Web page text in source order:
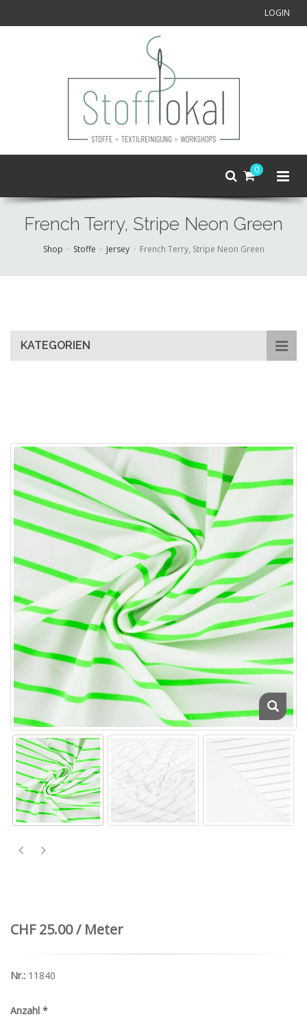
LOGIN
0
French Terry, Stripe Neon Green
Shop Stoffe Jersey French Terry, Stripe Neon Green
KATEGORIEN
CHF 25.00 / Meter
Nr.: 11840
Anzahl *